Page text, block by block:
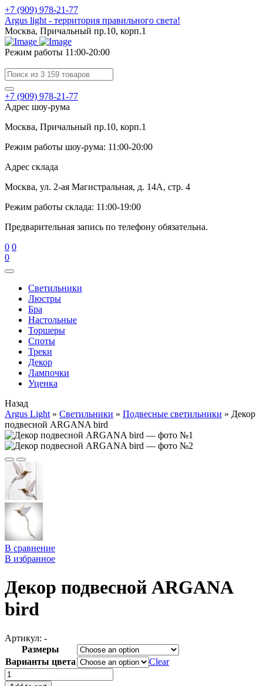
+7 (909) 978-21-77
Argus light - территория правильного света!
Москва, Причальный пр.10, корп.1
Режим работы 11:00-20:00
+7 (909) 978-21-77
Адрес шоу-рума
Москва, Причальный пр.10, корп.1
Режим работы шоу-рума: 11:00-20:00
Адрес склада
Москва, ул. 2-ая Магистральная, д. 14А, стр. 4
Режим работы склада: 11:00-19:00
Предварительная запись по телефону обязательна.
0 0
0
Cветильники
Люстры
Бра
Настольные
Торшеры
Споты
Треки
Декор
Лампочки
Уценка
Назад
Argus Light » Cветильники » Подвесные светильники » Декор
подвесной ARGANA bird
В сравнение
В избранное
Декор подвесной ARGANA
bird
Артикул: -
Размеры
Варианты цвета
Clear
Декор
подвесной